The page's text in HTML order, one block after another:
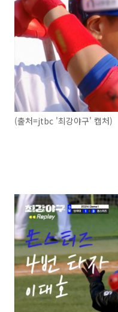
(출처=jtbc '최강야구' 캡처)